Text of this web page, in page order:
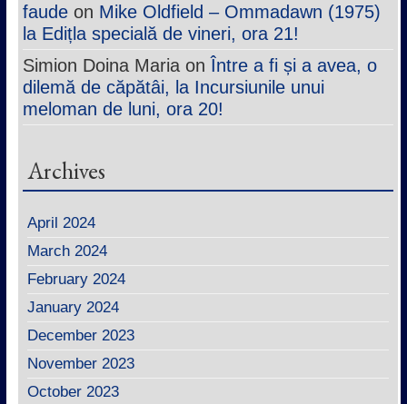
faudeon Mike Oldfield – Ommadawn (1975)
la Edițla specială de vineri, ora 21!
Simion Doina Mariaon Între a fi și a avea, o
dilemă de căpătâi, la Incursiunile unui
meloman de luni, ora 20!
Archives
April 2024
March 2024
February 2024
January 2024
December 2023
November 2023
October 2023